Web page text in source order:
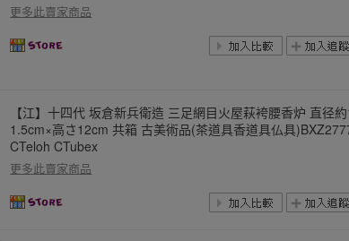
更多此賣家商品
【江】十四代 坂倉新兵衛造 三足網目火屋萩袴腰香炉 直径約
1.5cm×高さ12cm 共箱 古美術品(茶道具香道具仏具
CTeloh CTubex
更多此賣家商品